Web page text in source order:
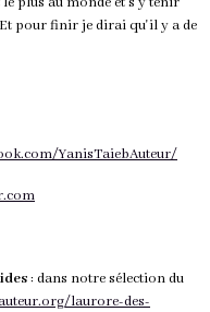
pour finir je dirai qu'il y a de
YanisTaiebAuteur/
: dans notre sélection du
laurore-des-